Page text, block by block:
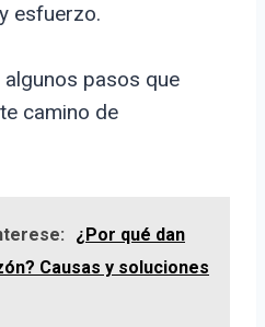
esfuerzo.
pasos que
camino de
¿Por qué dan
Causas y soluciones